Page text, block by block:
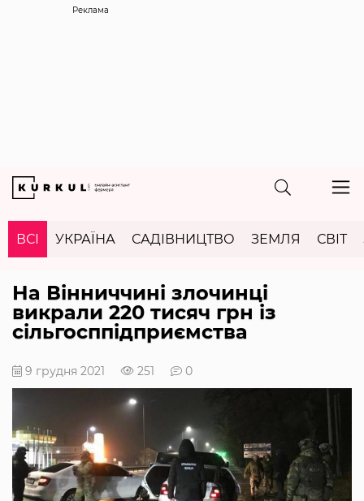
Реклама
ВСІ УКРАЇНА САДІВНИЦТВО ЗЕМЛЯ СВІТ
На Вінниччині злочинці
викрали 220 тисяч грн із
сільгосппідприємства
9 грудня 2021 251 0